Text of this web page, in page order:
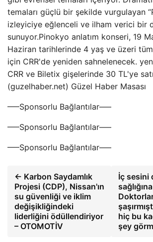
temaları güçlü bir şekilde vurgulayan
izleyiciye eğlenceli ve ilham verici bir
sunuyor.Pinokyo anlatım konseri, 19
Haziran tarihlerinde 4 yaş ve üzeri
için CRR'de yeniden sahnelenecek.
CRR ve Biletix gişelerinde 30 TL'ye
(guzelhaber.net) Güzel Haber Masası
—–Sponsorlu Bağlantılar—–
—–Sponsorlu Bağlantılar—–
—–Sponsorlu Bağlantılar—–
← Karbon Saydamlık
Projesi (CDP), Nissan'ın
su güvenliği ve iklim
değişikliğindeki
liderliğini ödüllendiriyor
– OTOMOTİV
İç sesini
hiç bu
şey